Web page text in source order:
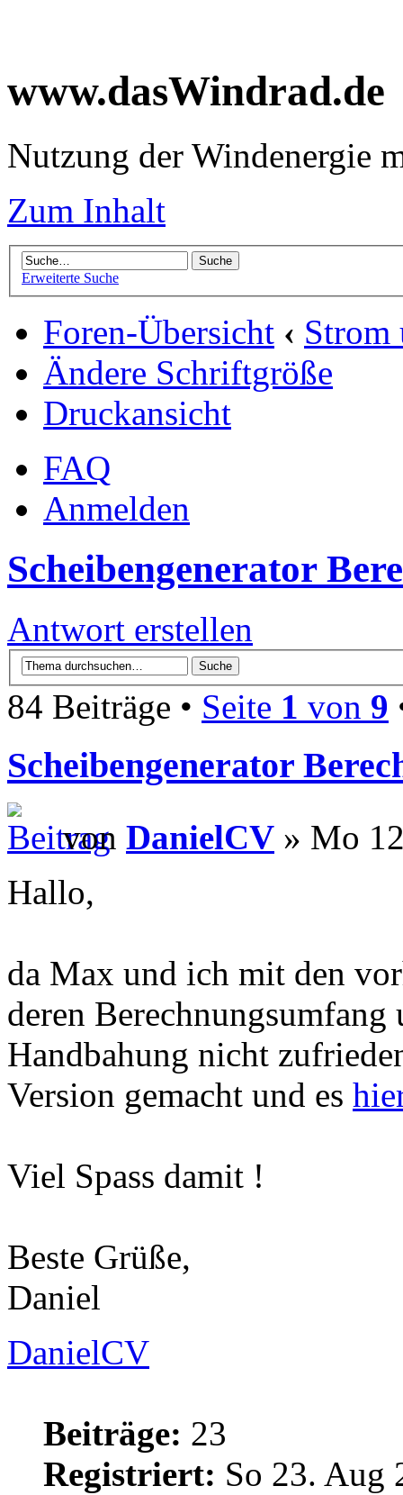
www.dasWindrad.de
Nutzung der Windenergie
Zum Inhalt
Erweiterte Suche
Foren-Übersicht ‹ Strom
Ändere Schriftgröße
Druckansicht
FAQ
Anmelden
Scheibengenerator
Antwort erstellen
84 Beiträge • Seite 1 von 9
Scheibengenerator
von DanielCV » Mo
Hallo,
da Max und ich mit den
deren
Handbahung nicht
Version gemacht und es
Viel Spass damit !
Beste Grüße,
Daniel
DanielCV
Beiträge: 23
Registriert: So 23. Aug